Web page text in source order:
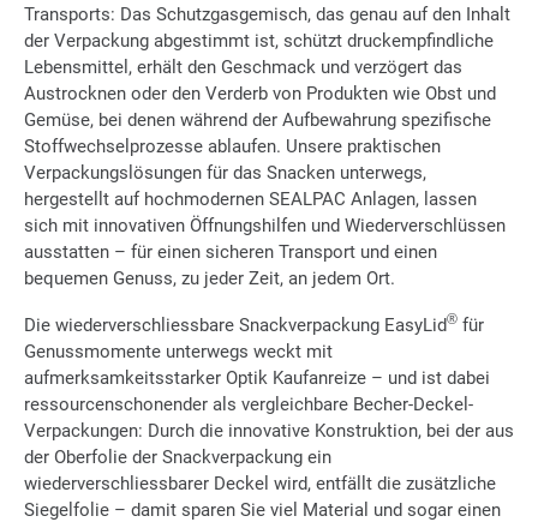
Transports: Das Schutzgasgemisch, das genau auf den Inhalt
der Verpackung abgestimmt ist, schützt druckempfindliche
Lebensmittel, erhält den Geschmack und verzögert das
Austrocknen oder den Verderb von Produkten wie Obst und
Gemüse, bei denen während der Aufbewahrung spezifische
Stoffwechselprozesse ablaufen. Unsere praktischen
Verpackungslösungen für das Snacken unterwegs,
hergestellt auf hochmodernen SEALPAC Anlagen, lassen
sich mit innovativen Öffnungshilfen und Wiederverschlüssen
ausstatten – für einen sicheren Transport und einen
bequemen Genuss, zu jeder Zeit, an jedem Ort.
Die wiederverschliessbare Snackverpackung EasyLid® für
Genussmomente unterwegs weckt mit
aufmerksamkeitsstarker Optik Kaufanreize – und ist dabei
ressourcenschonender als vergleichbare Becher-Deckel-
Verpackungen: Durch die innovative Konstruktion, bei der aus
der Oberfolie der Snackverpackung ein
wiederverschliessbarer Deckel wird, entfällt die zusätzliche
Siegelfolie – damit sparen Sie viel Material und sogar einen